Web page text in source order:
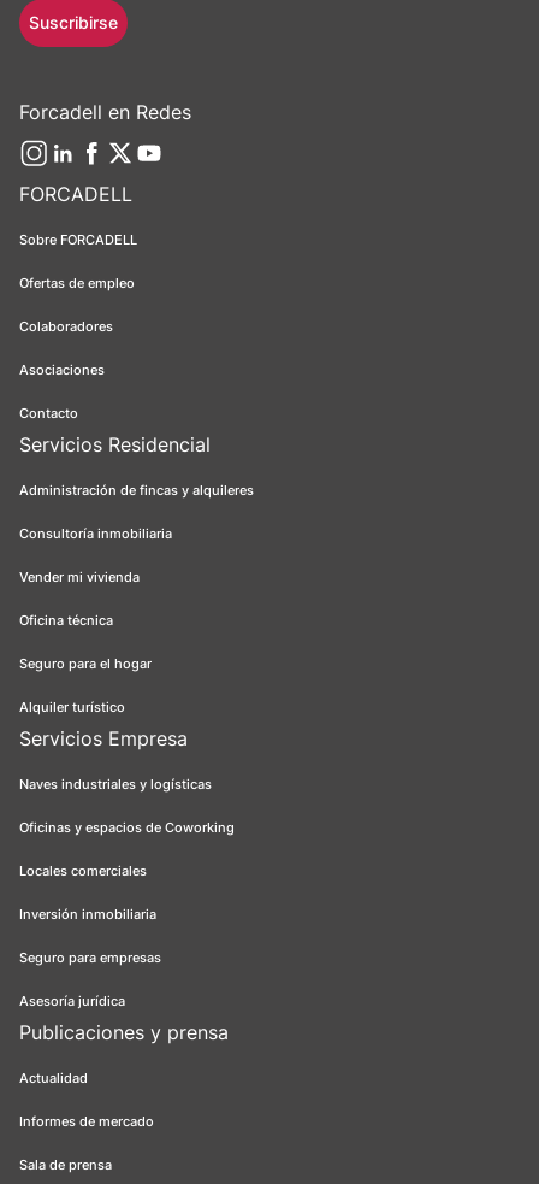
FORCADELL
Sobre FORCADELL
Ofertas de empleo
Colaboradores
Asociaciones
Contacto
Servicios Residencial
Administración de fincas y alquileres
Consultoría inmobiliaria
Vender mi vivienda
Oficina técnica
Seguro para el hogar
Alquiler turístico
Servicios Empresa
Naves industriales y logísticas
Oficinas y espacios de Coworking
Locales comerciales
Inversión inmobiliaria
Seguro para empresas
Asesoría jurídica
Publicaciones y prensa
Actualidad
Informes de mercado
Sala de prensa
Suscribirse
Forcadell en Redes